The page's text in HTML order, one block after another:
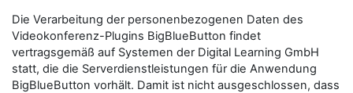
Die Verarbeitung der personenbezogenen Daten des
Videokonferenz-Plugins BigBlueButton findet
vertragsgemäß auf Systemen der Digital Learning GmbH
statt, die die Serverdienstleistungen für die Anwendung
BigBlueButton vorhält. Damit ist nicht ausgeschlossen, dass